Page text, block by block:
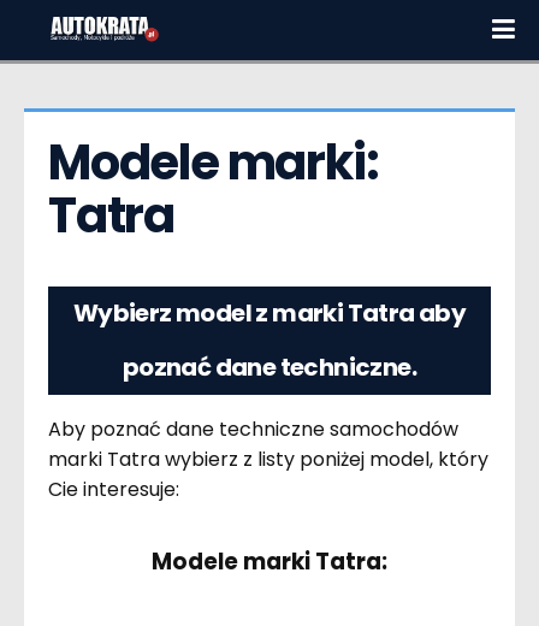
Modele marki:
Tatra
Wybierz model z marki Tatra aby
poznać dane techniczne.
Aby poznać dane techniczne samochodów
marki Tatra wybierz z listy poniżej model, który
Cie interesuje:
Modele marki Tatra: